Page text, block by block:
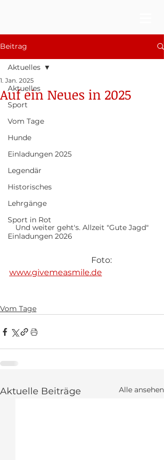
Beitrag
Aktuelles
Sport
Vom Tage
Hunde
Einladungen 2025
Legendär
Historisches
Lehrgänge
Sport in Rot
Einladungen 2026
Aktuelles
Auf ein Neues in 2025
1. Jan. 2025
Und weiter geht's. Allzeit "Gute Jagd"
				Foto:
www.givemeasmile.de
Vom Tage
Aktuelle Beiträge Alle ansehen